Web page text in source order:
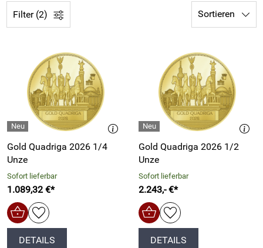
Filter (2) Sortieren
Gold Quadriga 2026 1/4
Unze
Sofort lieferbar
1.089,32 €*
DETAILS
Gold Quadriga 2026 1/2
Unze
Sofort lieferbar
2.243,- €*
DETAILS